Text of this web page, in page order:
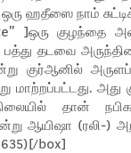
ஹதீஸை நாம்
]ஒரு குழந்தை
பத்து தடவை
குர்ஆனில்
மாற்றப்பட்டது. அது
தான்
ஆயிஷா (ரலி-)
box]